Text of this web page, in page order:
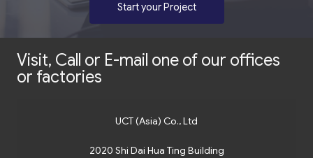
Start your Project
Visit, Call or E-mail one of our offices
or factories
UCT (Asia) Co., Ltd
2020 Shi Dai Hua Ting Building